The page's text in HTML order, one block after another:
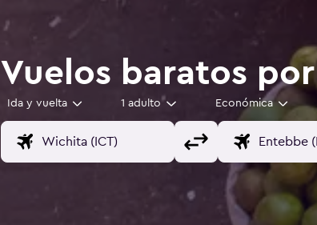
Vuelos baratos por
Ida y vuelta 1 adulto Económica